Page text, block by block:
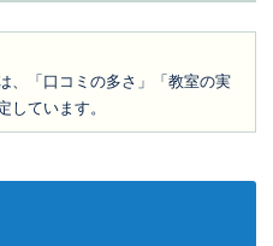
、「口コミの多さ」「教室の実
しています。